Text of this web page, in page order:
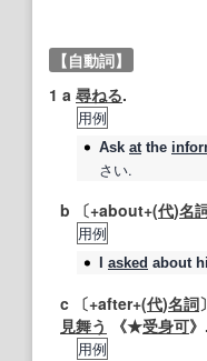
【自動詞】
1 a 尋ねる.
用例
Ask atthe
さい.
b 〔+about+(代)名
用例
asked about
c 〔+after+(代)名詞
見舞う
《★受身可》.
用例